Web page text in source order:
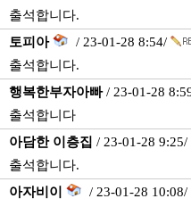
출석합니다.
토피아
/ 23-01-28 8:54/
출석합니다.
행복한부자아빠/ 23-01-28
출석합니다
아담한 이층집 / 23-01-28 9:25/
출석합니다.
아자비이
/ 23-01-28 10:08/